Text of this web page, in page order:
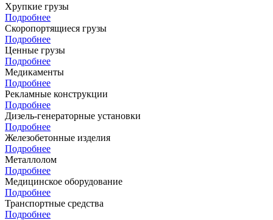
Хрупкие грузы
Подробнее
Скоропортящиеся грузы
Подробнее
Ценные грузы
Подробнее
Медикаменты
Подробнее
Рекламные конструкции
Подробнее
Дизель-генераторные установки
Подробнее
Железобетонные изделия
Подробнее
Металлолом
Подробнее
Медицинское оборудование
Подробнее
Транспортные средства
Подробнее